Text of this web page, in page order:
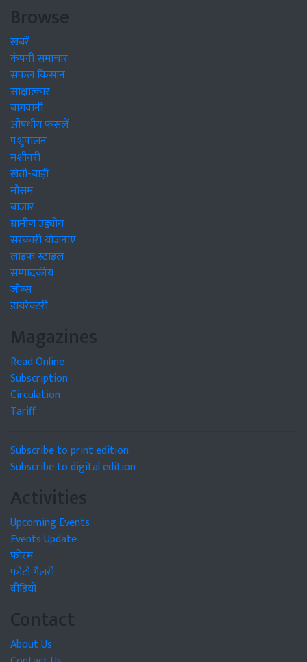
Browse
खबरें
कंपनी समाचार
सफल किसान
साक्षात्कार
बागवानी
औषधीय फसलें
पशुपालन
मशीनरी
खेती-बाड़ी
मौसम
बाजार
ग्रामीण उद्द्योग
सरकारी योजनाएं
लाइफ स्टाइल
सम्पादकीय
जॉब्स
डायरेक्टरी
Magazines
Read Online
Subscription
Circulation
Tariff
Subscribe to print edition
Subscribe to digital edition
Activities
Upcoming Events
Events Update
फोरम
फोटो गैलरी
वीडियो
Contact
About Us